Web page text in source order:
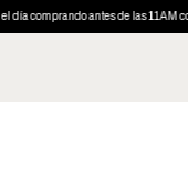
3 cuotas sin interés y 6 cuotas